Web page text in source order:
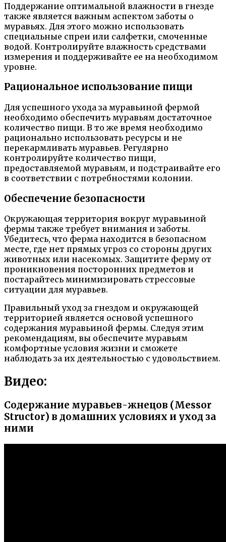
Поддержание оптимальной влажности в гнезде
также является важным аспектом заботы о
муравьях. Для этого можно использовать
специальные спреи или салфетки, смоченные
водой. Контролируйте влажность средствами
измерения и поддерживайте ее на необходимом
уровне.
Рациональное использование пищи
Для успешного ухода за муравьиной фермой
необходимо обеспечить муравьям достаточное
количество пищи. В то же время необходимо
рационально использовать ресурсы и не
перекармливать муравьев. Регулярно
контролируйте количество пищи,
предоставляемой муравьям, и подстраивайте его
в соответствии с потребностями колонии.
Обеспечение безопасности
Окружающая территория вокруг муравьиной
фермы также требует внимания и заботы.
Убедитесь, что ферма находится в безопасном
месте, где нет прямых угроз со стороны других
животных или насекомых. Защитите ферму от
проникновения посторонних предметов и
постарайтесь минимизировать стрессовые
ситуации для муравьев.
Правильный уход за гнездом и окружающей
территорией является основой успешного
содержания муравьиной фермы. Следуя этим
рекомендациям, вы обеспечите муравьям
комфортные условия жизни и сможете
наблюдать за их деятельностью с удовольствием.
Видео:
Содержание муравьев-жнецов (Messor
Structor) в домашних условиях и уход за
ними